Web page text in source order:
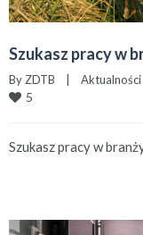
Szukasz pracy w
By ZDTB Aktualności
5
Szukasz pracy w